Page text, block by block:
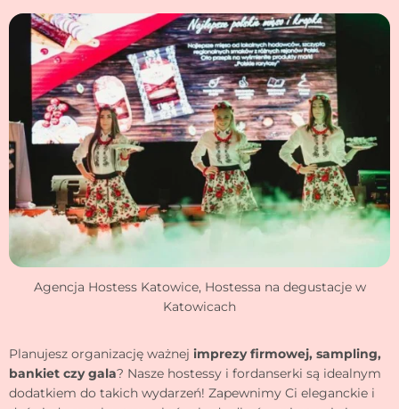
Agencja Hostess Katowice, Hostessa na degustacje w
Katowicach
Planujesz organizację ważnej imprezy firmowej, sampling,
bankiet czy gala? Nasze hostessy i fordanserki są idealnym
dodatkiem do takich wydarzeń! Zapewnimy Ci eleganckie i